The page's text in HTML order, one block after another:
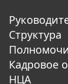
Структура
Кадровое
НЦА